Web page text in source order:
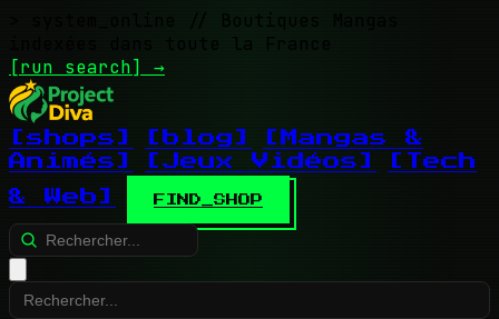
// Boutiques Mangas
indexées dans toute la France
[run search] →
[shops] [blog]
[Mangas &
Animés]
[Jeux Vidéos]
[Tech
& Web]
FIND_SHOP